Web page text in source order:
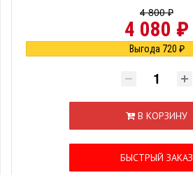
4 800 ₽
4 080 ₽
Выгода 720 ₽
В КОРЗИНУ
БЫСТРЫЙ ЗАКАЗ